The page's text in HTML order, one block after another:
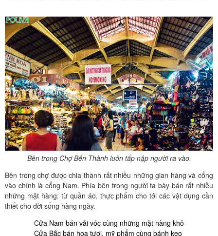
Bên trong Chợ Bến Thành luôn tấp nập người ra vào.
Bên trong chợ được chia thành rất nhiều những gian hàng và cổng
vào chính là cổng Nam. Phía bên trong người ta bày bán rất nhiều
những mặt hàng: từ quần áo, thực phẩm cho tới các vật dụng cần
thiết cho đời sống hàng ngày.
Cửa Nam bán vải vóc cùng những mặt hàng khô
Cửa Bắc bán hoa tươi, mỹ phẩm cùng bánh kẹo